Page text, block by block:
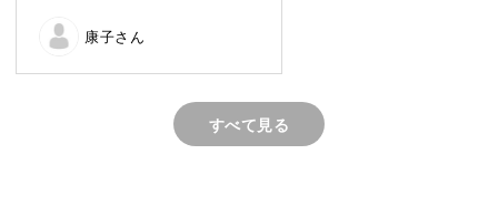
レクチャー動画では、クリスマスリース作りの基礎をやさ
しく学ぶことができます。
康子さん
すべて見る